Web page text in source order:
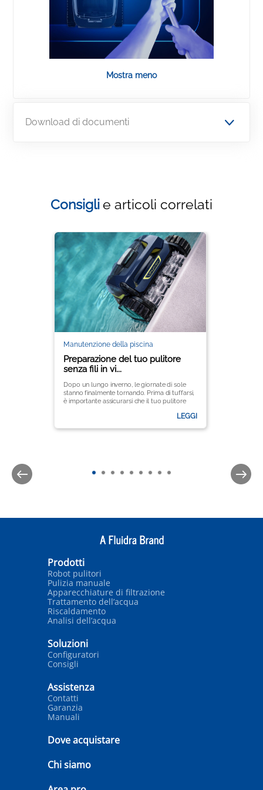
Mostra meno
Download di documenti
Consigli e articoli correlati
Manutenzione della piscina
Preparazione del tuo pulitore
senza fili in vi...
Dopo un lungo inverno, le giornate di sole
stanno finalmente tornando. Prima di tuffarsi,
è importante assicurarsi che il tuo pulitore
l'acqua cristallina durante tutta la stagione.
LEGGI
Prodotti
Robot pulitori
Pulizia manuale
Apparecchiature di filtrazione
Trattamento dell’acqua
Riscaldamento
Analisi dell’acqua
Soluzioni
Configuratori
Consigli
Assistenza
Contatti
Garanzia
Manuali
Dove acquistare
Chi siamo